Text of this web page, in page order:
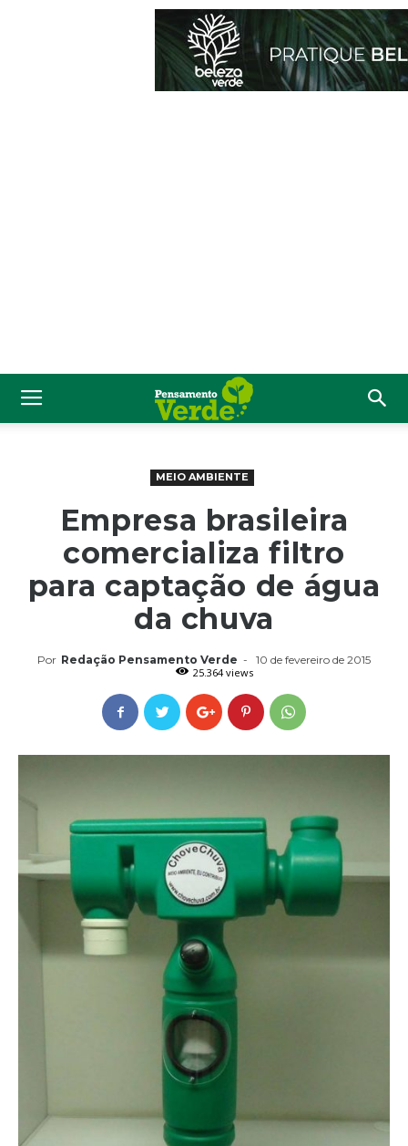
MEIO AMBIENTE
Empresa brasileira
comercializa filtro
para captação de água
da chuva
Por Redação Pensamento Verde -
10 de fevereiro de 2015
25.364 views